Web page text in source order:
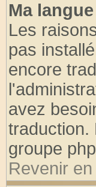
Ma
Les
pas
encore
avez
traduction.
groupe
Revenir